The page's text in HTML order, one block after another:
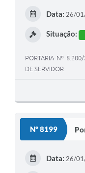
Data: 26/
Situação:
PORTARIA Nº
DE SERVIDOR
Nº 8199
Data: 26/